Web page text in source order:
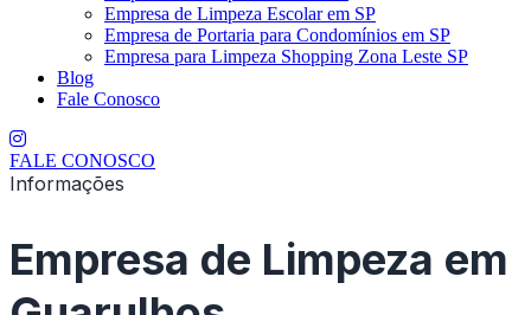
Empresa de Limpeza Escolar em SP
Empresa de Portaria para Condomínios em SP
Empresa para Limpeza Shopping Zona Leste SP
Blog
Fale Conosco
FALE CONOSCO
Informações
Empresa de Limpeza em